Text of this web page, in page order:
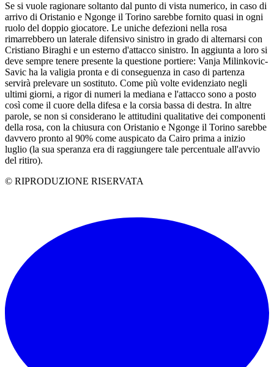
Se si vuole ragionare soltanto dal punto di vista numerico, in caso di
arrivo di Oristanio e Ngonge il Torino sarebbe fornito quasi in ogni
ruolo del doppio giocatore. Le uniche defezioni nella rosa
rimarrebbero un laterale difensivo sinistro in grado di alternarsi con
Cristiano Biraghi e un esterno d'attacco sinistro. In aggiunta a loro si
deve sempre tenere presente la questione portiere: Vanja Milinkovic-
Savic ha la valigia pronta e di conseguenza in caso di partenza
servirà prelevare un sostituto. Come più volte evidenziato negli
ultimi giorni, a rigor di numeri la mediana e l'attacco sono a posto
così come il cuore della difesa e la corsia bassa di destra. In altre
parole, se non si considerano le attitudini qualitative dei componenti
della rosa, con la chiusura con Oristanio e Ngonge il Torino sarebbe
davvero pronto al 90% come auspicato da Cairo prima a inizio
luglio (la sua speranza era di raggiungere tale percentuale all'avvio
del ritiro).
© RIPRODUZIONE RISERVATA